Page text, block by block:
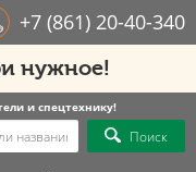
+7 (861) 20-40-340
нужное!
и спецтехнику!
Поиск